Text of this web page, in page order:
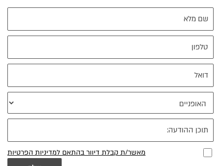
מאשר/ת קבלת דיוור בהתאם למדיניות הפרטיות